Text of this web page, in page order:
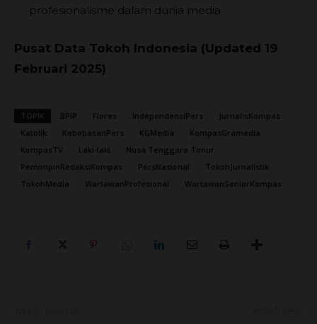
profesionalisme dalam dunia media
Pusat Data Tokoh Indonesia (Updated 19
Februari 2025)
TOPIK BPIP Flores IndependensiPers
JurnalisKompas
Katolik
KebebasanPers KGMedia
KompasGramedia
KompasTV
Laki-laki
Nusa Tenggara Timur
PemimpinRedaksiKompas
PersNasional
TokohJurnalistik
TokohMedia
WartawanProfesional WartawanSeniorKompas